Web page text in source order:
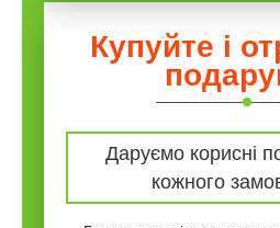
Купуйте і
Даруємо корисні
кожного